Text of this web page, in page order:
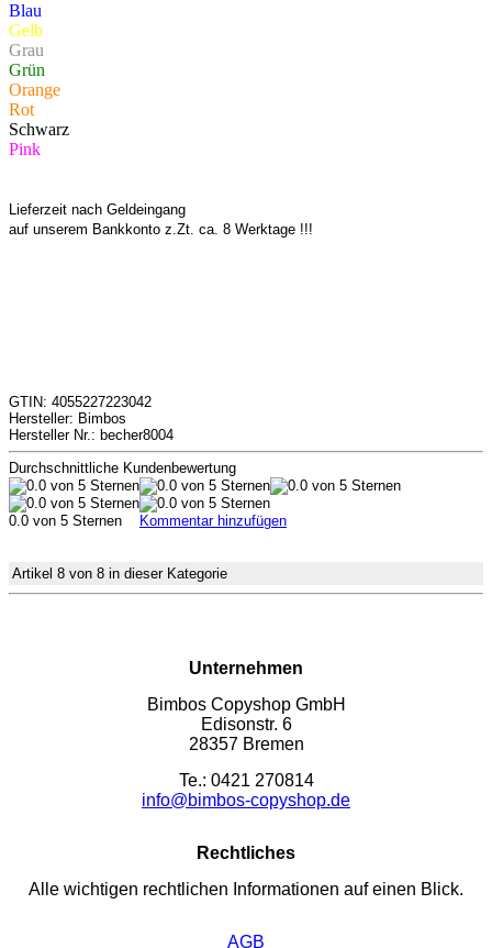
Blau
Gelb
Grau
Grün
Orange
Rot
Schwarz
Pink
Lieferzeit nach Geldeingang
auf unserem Bankkonto z.Zt. ca. 8 Werktage !!!
GTIN: 4055227223042
Hersteller: Bimbos
Hersteller Nr.: becher8004
Durchschnittliche Kundenbewertung
0.0 von 5 Sternen Kommentar hinzufügen
Artikel 8 von 8 in dieser Kategorie
Unternehmen
Bimbos Copyshop GmbH
Edisonstr. 6
28357 Bremen
Te.: 0421 270814
info@bimbos-copyshop.de
Rechtliches
Alle wichtigen rechtlichen Informationen auf einen Blick.
AGB